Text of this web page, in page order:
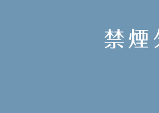
禁